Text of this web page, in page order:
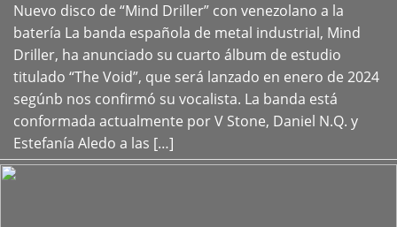
Nuevo disco de “Mind Driller” con venezolano a la
batería La banda española de metal industrial, Mind
Driller, ha anunciado su cuarto álbum de estudio
titulado “The Void”, que será lanzado en enero de 2024
segúnb nos confirmó su vocalista. La banda está
conformada actualmente por V Stone, Daniel N.Q. y
Estefanía Aledo a las […]
+